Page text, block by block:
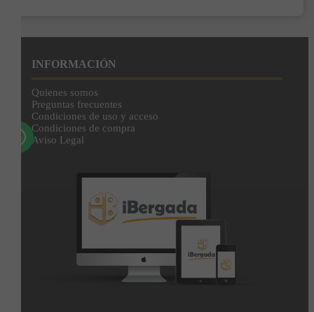
Política de Privacidad para más información.
INFORMACIÓN
Quienes somos
Preguntas frecuentes
Condiciones de uso y acceso
Condiciones de compra
Aviso Legal